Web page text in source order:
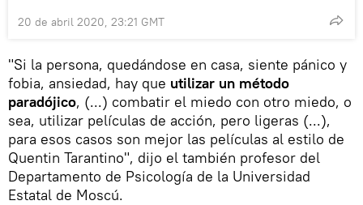
20 de abril 2020, 23:21 GMT
"Si la persona, quedándose en casa, siente pánico y
fobia, ansiedad, hay que utilizar un método
paradójico, (...) combatir el miedo con otro miedo, o
sea, utilizar películas de acción, pero ligeras (...),
para esos casos son mejor las películas al estilo de
Quentin Tarantino", dijo el también profesor del
Departamento de Psicología de la Universidad
Estatal de Moscú.